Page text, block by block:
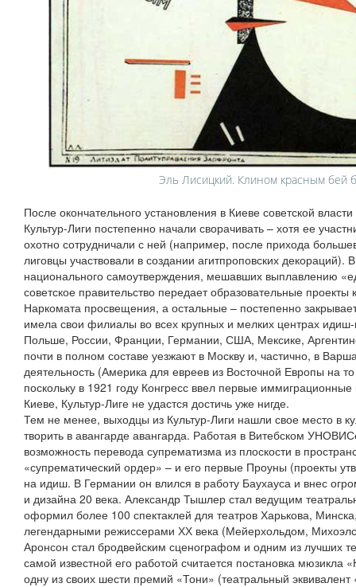
Эль Лисицкий. Клином красным бей
После окончательного установления в Киеве советской
Культур-Лиги постепенно начали сворачивать – хотя ее
охотно сотрудничали с ней (например, после прихода
лиговцы участвовали в создании агитпроповских декораций).
национального самоутверждения, мешавших выплавлению
советское правительство передает образовательные проекты
Наркомата просвещения, а остальные – постепенно
имела свои филиалы во всех крупных и мелких центрах
Польше, России, Франции, Германии, США, Мексике,
почти в полном составе уезжают в Москву и, частично, в
деятельность (Америка для евреев из Восточной Европы на
поскольку в 1921 году Конгресс ввел первые иммиграционные
Киеве, Культур-Лиге не удастся достичь уже нигде.
Тем не менее, выходцы из Культур-Лиги нашли свое место в
творить в авангарде авангарда. Работая в Витебском
возможность перевода супрематизма из плоскости в
«супрематический ордер» – и его первые Проуны (проекты
на идиш. В Германии он влился в работу Баухауса и внес
и дизайна 20 века. Александр Тышлер стал ведущим
оформил более 100 спектаклей для театров Харькова,
легендарными режиссерами ХХ века (Мейерхольдом,
Аронсон стал бродвейским сценографом и одним из лучших
самой известной его работой считается постановка мюзикла
одну из своих шести премий «Тони» (театральный